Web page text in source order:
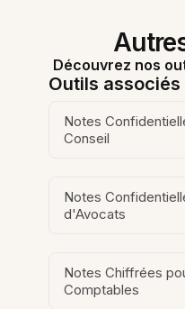
Découvrez nos
Outils associés
Notes
Conseil
Notes
d'Avocats
Notes Chiffrées
Comptables